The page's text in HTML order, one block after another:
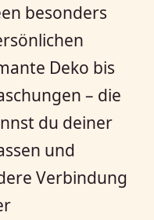
besonders
Deko bis
– die
du deiner
und
Verbindung